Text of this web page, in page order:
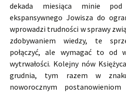
dekada miesiąca minie pod
ekspansywnego Jowisza do
wprowadzi trudności w sprawy
zdobywaniem wiedzy, te
połączyć, ale wymagać to od
wytrwałości. Kolejny nów
grudnia, tym razem w
noworocznym